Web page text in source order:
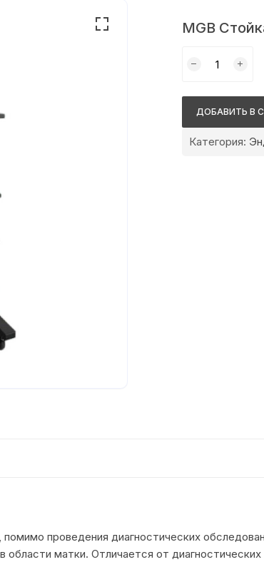
MGB
товара
Стойка
цистоскопии
ДОБАВИТЬ В
Категория:
проведения диагностических
матки. Отличается от